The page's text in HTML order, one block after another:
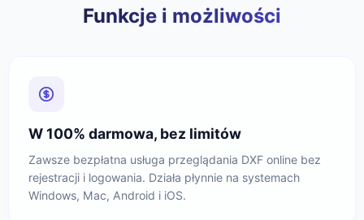
Funkcje i możliwości
W 100% darmowa, bez limitów
Zawsze bezpłatna usługa przeglądania DXF online bez
rejestracji i logowania. Działa płynnie na systemach
Windows, Mac, Android i iOS.